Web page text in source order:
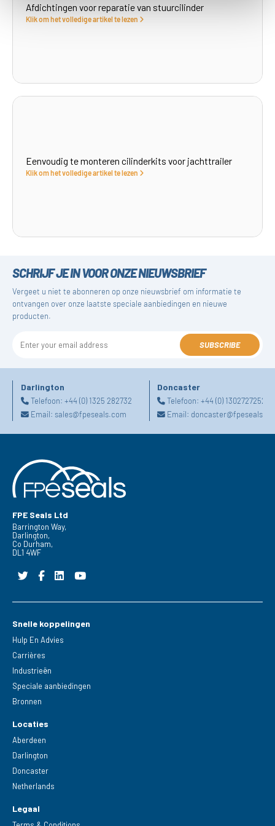
Afdichtingen voor reparatie van stuurcilinder
Klik om het volledige artikel te lezen
Eenvoudig te monteren cilinderkits voor jachttrailer
Klik om het volledige artikel te lezen
SCHRIJF JE IN VOOR ONZE NIEUWSBRIEF
Vergeet u niet te abonneren op onze nieuwsbrief om informatie te
ontvangen over onze laatste speciale aanbiedingen en nieuwe
producten.
SUBSCRIBE
Darlington
Telefoon: +44 (0) 1325 282732
Email: sales@fpeseals.com
Doncaster
Telefoon:+44 (0) 1302727252
Email:
FPE Seals Ltd
Barrington Way,
Darlington,
Co Durham,
DL1 4WF
Snelle koppelingen
Hulp En Advies
Carrières
Industrieën
Speciale aanbiedingen
Bronnen
Locaties
Aberdeen
Darlington
Doncaster
Netherlands
Legaal